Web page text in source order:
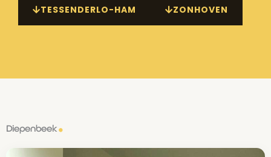
TESSENDERLO-HAM ZONHOVEN
Diepenbeek